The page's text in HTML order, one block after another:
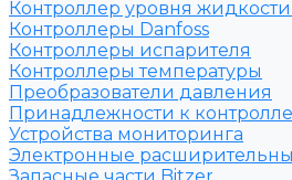
Контроллер уровня
Контроллеры Danfoss
Контроллеры испарителя
Контроллеры температуры
Преобразователи давления
Принадлежности к
Устройства мониторинга
Электронные